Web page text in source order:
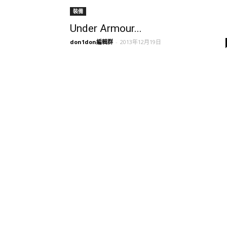
裝備
Under Armour...
don1don編輯群 - 2013年12月19日